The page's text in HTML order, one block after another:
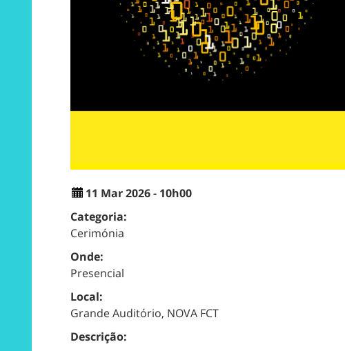
11 Mar 2026 - 10h00
Categoria:
Cerimónia
Onde:
Presencial
Local:
Grande Auditório, NOVA FCT
Descrição: